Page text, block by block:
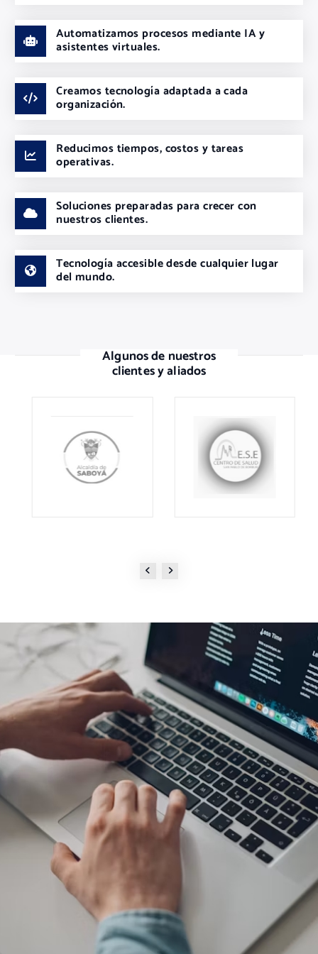
Automatizamos procesos mediante IA y
asistentes virtuales.
Creamos tecnología adaptada a cada
organización.
Reducimos tiempos, costos y tareas
operativas.
Soluciones preparadas para crecer con
nuestros clientes.
Tecnología accesible desde cualquier lugar
del mundo.
Algunos de nuestros
clientes y aliados